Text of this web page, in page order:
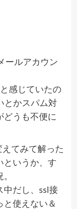
ールアカウン
感じていたの
とかスパム対
どうも不便に
てみて解った
というか、す
中だし、ssl接
使えない＆